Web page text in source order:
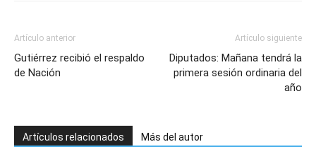
Artículo anterior
Gutiérrez recibió el respaldo
de Nación
Artículo siguiente
Diputados: Mañana tendrá la
primera sesión ordinaria del
año
Artículos relacionados Más del autor